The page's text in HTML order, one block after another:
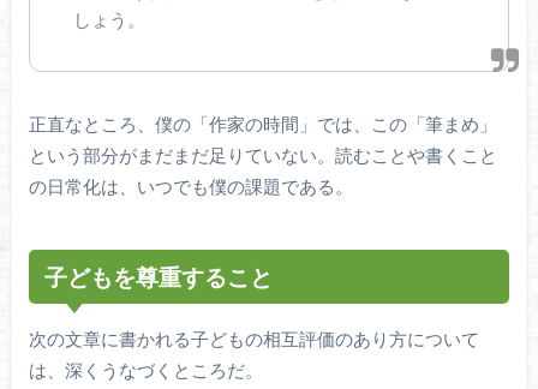
しょう。
正直なところ、僕の「作家の時間」では、この「筆まめ」
という部分がまだまだ足りていない。読むことや書くこと
の日常化は、いつでも僕の課題である。
子どもを尊重すること
次の文章に書かれる子どもの相互評価のあり方について
は、深くうなづくところだ。